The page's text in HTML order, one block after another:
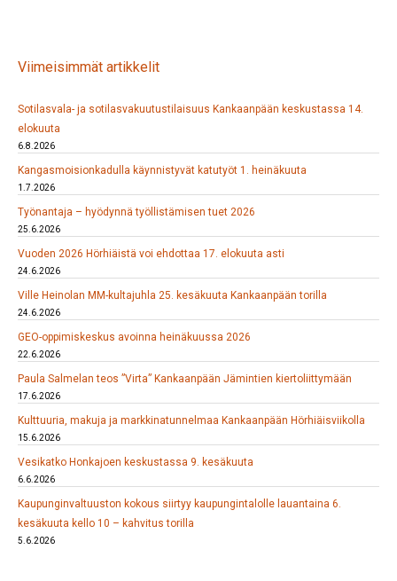
Viimeisimmät artikkelit
Sotilasvala- ja sotilasvakuutustilaisuus Kankaanpään keskustassa 14.
elokuuta
6.8.2026
Kangasmoisionkadulla käynnistyvät katutyöt 1. heinäkuuta
1.7.2026
Työnantaja – hyödynnä työllistämisen tuet 2026
25.6.2026
Vuoden 2026 Hörhiäistä voi ehdottaa 17. elokuuta asti
24.6.2026
Ville Heinolan MM-kultajuhla 25. kesäkuuta Kankaanpään torilla
24.6.2026
GEO-oppimiskeskus avoinna heinäkuussa 2026
22.6.2026
Paula Salmelan teos ”Virta” Kankaanpään Jämintien kiertoliittymään
17.6.2026
Kulttuuria, makuja ja markkinatunnelmaa Kankaanpään Hörhiäisviikolla
15.6.2026
Vesikatko Honkajoen keskustassa 9. kesäkuuta
6.6.2026
Kaupunginvaltuuston kokous siirtyy kaupungintalolle lauantaina 6.
kesäkuuta kello 10 – kahvitus torilla
5.6.2026